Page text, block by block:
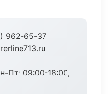
962-65-37
Пт: 09:00-18:00,